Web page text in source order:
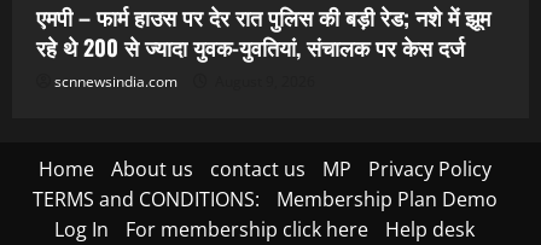
एमपी – फार्म हाउस पर देर रात पुलिस की बड़ी रेड; नशे में झूम
रहे थे 200 से ज्यादा युवक-युवतियां, संचालक पर केस दर्ज
scnnewsindia.com
Home About us contact us MP
Privacy Policy
TERMS and CONDITIONS:
Membership Plan Demo
Log In
For membership click here Help desk